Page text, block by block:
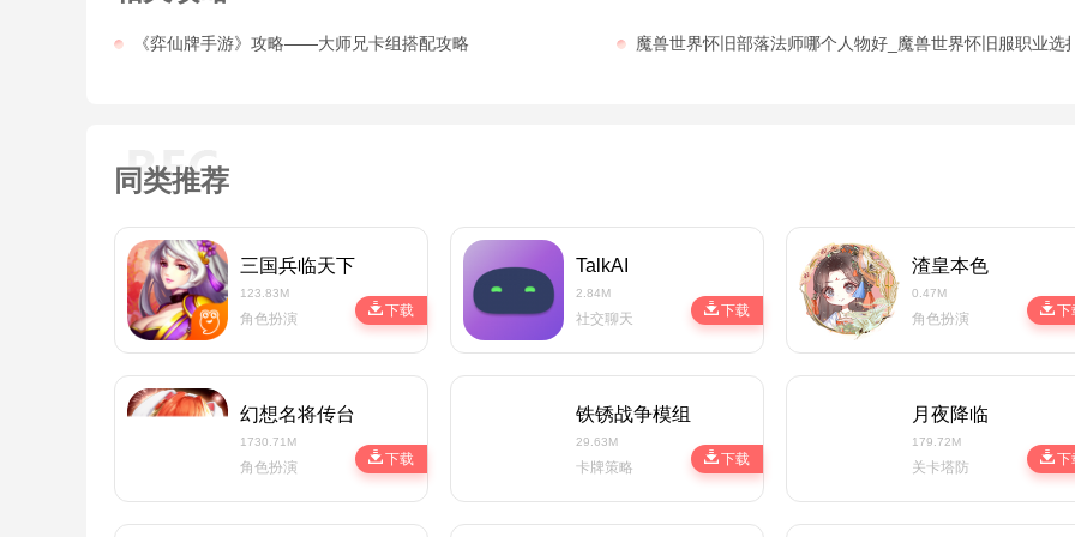
《弈仙牌手游》攻略——大师兄卡组搭配攻略 魔兽世界怀旧部落法师哪个人物好_魔兽世界怀旧服职业选择
同类推荐
三国兵临天下微信版
123.83M
角色扮演 下载
TalkAI
2.84M
社交聊天 下载
渣皇本色
0.47M
角色扮演 下
幻想名将传台服
1730.71M
角色扮演 下载
铁锈战争模组整合包2023
29.63M
卡牌策略 下载
月夜降临
179.72M
关卡塔防 下